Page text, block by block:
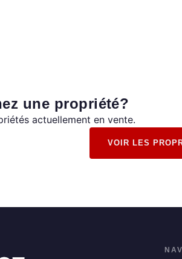
une propriété?
actuellement en vente.
VOIR LES